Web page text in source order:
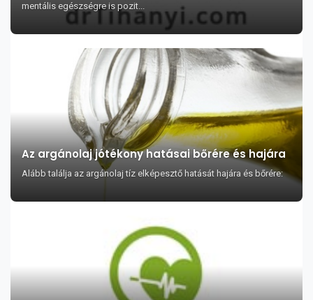
mentális egészségre is pozit...
Az argánolaj jótékony hatásai bőrére és hajára
Alább találja az argánolaj tíz elképesztő hatását hajára és bőrére: